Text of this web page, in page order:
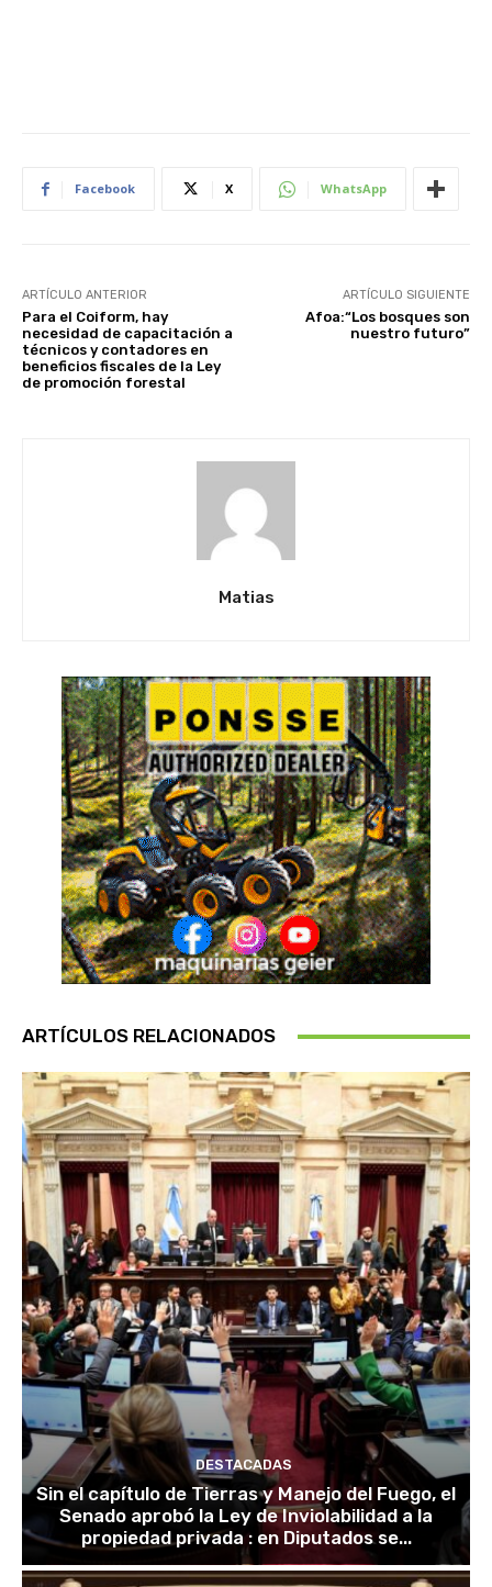
Facebook X WhatsApp
ARTÍCULO ANTERIOR
Para el Coiform, hay
necesidad de capacitación a
técnicos y contadores en
beneficios fiscales de la Ley
de promoción forestal
ARTÍCULO SIGUIENTE
Afoa:“Los bosques son
nuestro futuro”
Matias
ARTÍCULOS RELACIONADOS
DESTACADAS
Sin el capítulo de Tierras y Manejo del Fuego, el
Senado aprobó la Ley de Inviolabilidad a la
propiedad privada : en Diputados se...